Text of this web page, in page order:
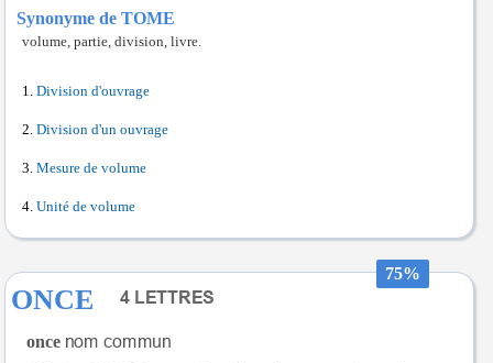
Synonyme de TOME
volume, partie, division, livre.
Division d'ouvrage
Division d'un ouvrage
Mesure de volume
Unité de volume
75%
ONCE
once